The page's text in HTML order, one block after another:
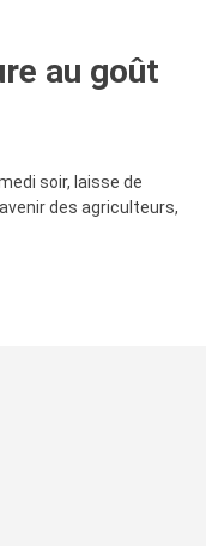
au goût
soir, laisse de
des agriculteurs,